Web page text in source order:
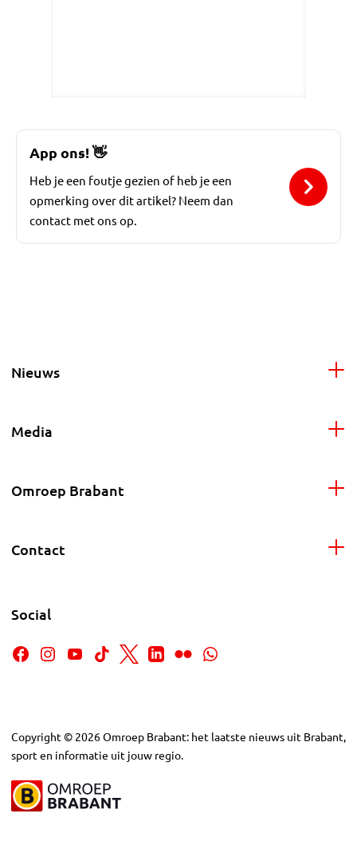
App ons!👋
Heb je een foutje gezien of heb je een
opmerking over dit artikel? Neem dan
contact met ons op.
Nieuws
Media
Omroep Brabant
Contact
Social
Copyright © 2026Omroep Brabant: het laatste nieuws uit Brabant,
sport en informatie uit jouw regio.